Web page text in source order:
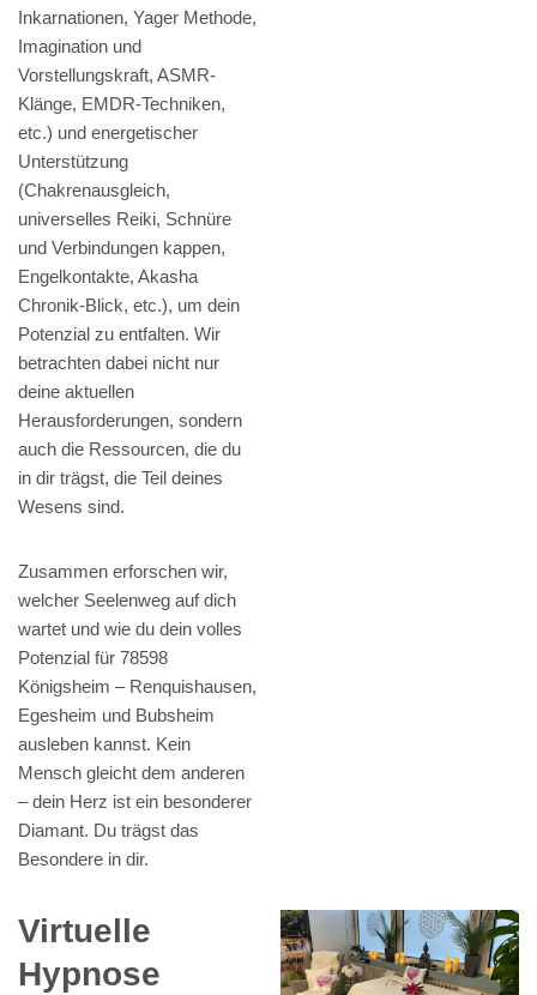
Inkarnationen, Yager Methode,
Imagination und
Vorstellungskraft, ASMR-
Klänge, EMDR-Techniken,
etc.) und energetischer
Unterstützung
(Chakrenausgleich,
universelles Reiki, Schnüre
und Verbindungen kappen,
Engelkontakte, Akasha
Chronik-Blick, etc.), um dein
Potenzial zu entfalten. Wir
betrachten dabei nicht nur
deine aktuellen
Herausforderungen, sondern
auch die Ressourcen, die du
in dir trägst, die Teil deines
Wesens sind.
Zusammen erforschen wir,
welcher Seelenweg auf dich
wartet und wie du dein volles
Potenzial für 78598
Königsheim – Renquishausen,
Egesheim und Bubsheim
ausleben kannst. Kein
Mensch gleicht dem anderen
– dein Herz ist ein besonderer
Diamant. Du trägst das
Besondere in dir.
Virtuelle
Hypnose